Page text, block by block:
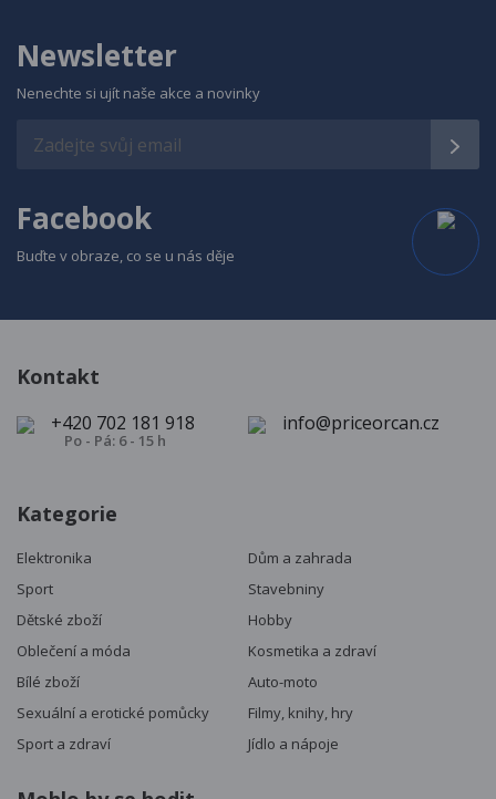
Newsletter
Nenechte si ujít naše akce a novinky
Facebook
Buďte v obraze, co se u nás děje
Kontakt
+420 702 181 918
Po - Pá: 6 - 15 h
info@priceorcan.cz
Kategorie
Elektronika
Dům a zahrada
Sport
Stavebniny
Dětské zboží
Hobby
Oblečení a móda
Kosmetika a zdraví
Bílé zboží
Auto-moto
Sexuální a erotické pomůcky
Filmy, knihy, hry
Sport a zdraví
Jídlo a nápoje